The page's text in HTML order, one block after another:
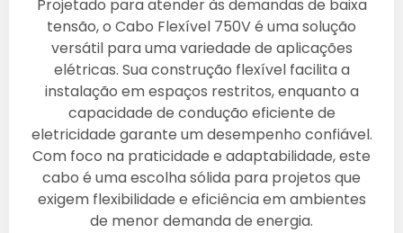
Projetado para atender às demandas de baixa
tensão, o Cabo Flexível 750V é uma solução
versátil para uma variedade de aplicações
elétricas. Sua construção flexível facilita a
instalação em espaços restritos, enquanto a
capacidade de condução eficiente de
eletricidade garante um desempenho confiável.
Com foco na praticidade e adaptabilidade, este
cabo é uma escolha sólida para projetos que
exigem flexibilidade e eficiência em ambientes
de menor demanda de energia.